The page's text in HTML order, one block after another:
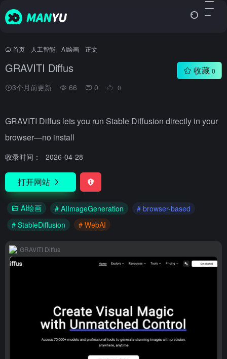
首页 人工智能 AI绘画 正文
GRAVITI Diffus
3个月前更新 66 0 0
收藏 0
GRAVITI Diffus lets you run Stable Diffusion directly in your
browser—no install
收录时间： 2026-04-28
打开网站
AI绘画 # AIImageGeneration
# browser-based
# StableDiffusion
# WebAI
GRAVITI Diffus